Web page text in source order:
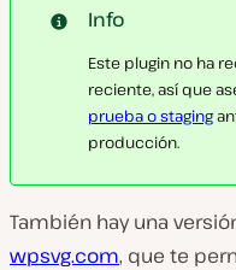
Info
Este plugin no ha
reciente, así que
prueba o staging
producción.
También hay una
wpsvg.com, que te